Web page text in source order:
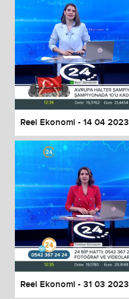
Reel Ekonomi - 14 04 2023
Reel Ekonomi - 31 03 2023